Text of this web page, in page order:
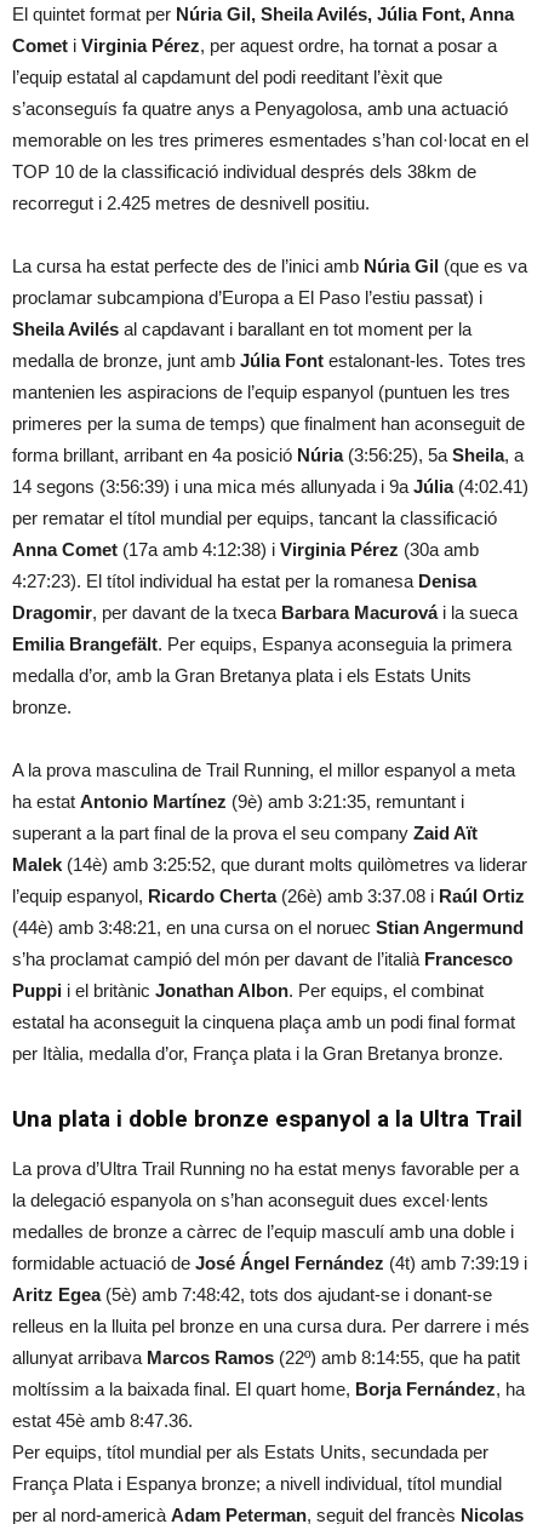
El quintet format per Núria Gil, Sheila Avilés, Júlia Font, Anna
Comet i Virginia Pérez, per aquest ordre, ha tornat a posar a
l’equip estatal al capdamunt del podi reeditant l’èxit que
s’aconseguís fa quatre anys a Penyagolosa, amb una actuació
memorable on les tres primeres esmentades s’han col·locat en el
TOP 10 de la classificació individual després dels 38km de
recorregut i 2.425 metres de desnivell positiu.
La cursa ha estat perfecte des de l’inici amb Núria Gil (que es va
proclamar subcampiona d’Europa a El Paso l’estiu passat) i
Sheila Avilés al capdavant i barallant en tot moment per la
medalla de bronze, junt amb Júlia Font estalonant-les. Totes tres
mantenien les aspiracions de l’equip espanyol (puntuen les tres
primeres per la suma de temps) que finalment han aconseguit de
forma brillant, arribant en 4a posició Núria(3:56:25), 5a Sheila, a
14 segons (3:56:39) i una mica més allunyada i 9a Júlia(4:02.41)
per rematar el títol mundial per equips, tancant la classificació
Anna Comet (17a amb 4:12:38) i Virginia Pérez (30a amb
4:27:23). El títol individual ha estat per la romanesa Denisa
Dragomir, per davant de la txeca Barbara Macurovái la sueca
Emilia Brangefält. Per equips, Espanya aconseguia la primera
medalla d’or, amb la Gran Bretanya plata i els Estats Units
bronze.
A la prova masculina de Trail Running, el millor espanyol a meta
ha estat Antonio Martínez (9è) amb 3:21:35, remuntant i
superant a la part final de la prova el seu company Zaid Aït
Malek (14è) amb 3:25:52, que durant molts quilòmetres va liderar
l’equip espanyol, Ricardo Cherta(26è) amb 3:37.08 i Raúl Ortiz
(44è) amb 3:48:21, en una cursa on el noruec Stian Angermund
s’ha proclamat campió del món per davant de l’italià Francesco
Puppi i el britànic Jonathan Albon. Per equips, el combinat
estatal ha aconseguit la cinquena plaça amb un podi final format
per Itàlia, medalla d’or, França plata i la Gran Bretanya bronze.
Una plata i doble bronze espanyol a la Ultra Trail
La prova d’Ultra Trail Running no ha estat menys favorable per a
la delegació espanyola on s’han aconseguit dues excel·lents
medalles de bronze a càrrec de l’equip masculí amb una doble i
formidable actuació de José Ángel Fernández (4t) amb 7:39:19 i
Aritz Egea(5è) amb 7:48:42, tots dos ajudant-se i donant-se
relleus en la lluita pel bronze en una cursa dura. Per darrere i més
allunyat arribava Marcos Ramos (22º) amb 8:14:55, que ha patit
moltíssim a la baixada final. El quart home, Borja Fernández, ha
estat 45è amb 8:47.36.
Per equips, títol mundial per als Estats Units, secundada per
França Plata i Espanya bronze; a nivell individual, títol mundial
per al nord-americà Adam Peterman, seguit del francès Nicolas